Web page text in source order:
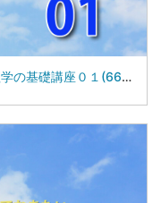
カウンセラーなら知っておきたい心理学の基礎講座０１(66-06)